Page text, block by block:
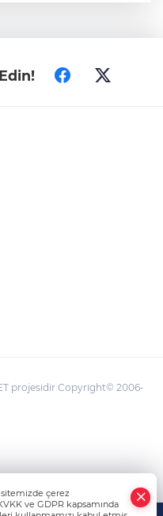
arasında 'hava'da
kapasitesi artırıldı
projesidir Copyright© 2006-
çerez
ve GDPR kapsamında